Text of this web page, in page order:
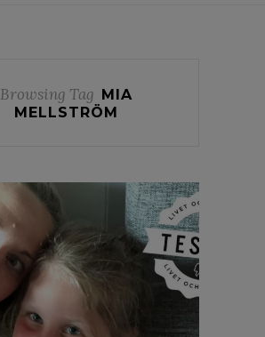
Browsing Tag MIA
MELLSTRÖM